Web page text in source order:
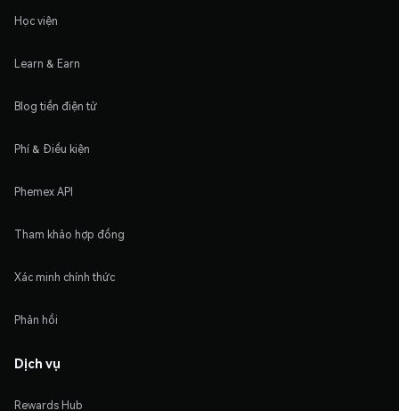
Học viện
Learn & Earn
Blog tiền điện tử
Phí & Điều kiện
Phemex API
Tham khảo hợp đồng
Xác minh chính thức
Phản hồi
Dịch vụ
Rewards Hub